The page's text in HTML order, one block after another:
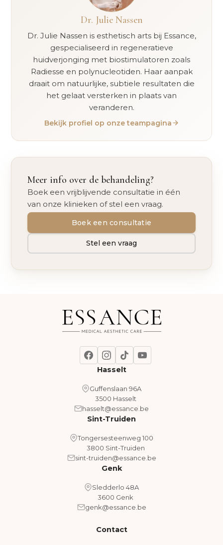
Dr. Julie Nassen
Dr. Julie Nassen is esthetisch arts bij Essance,
gespecialiseerd in regeneratieve
huidverjonging met biostimulatoren zoals
Radiesse en polynucleotiden. Haar aanpak
draait om natuurlijke, subtiele resultaten die
het gelaat versterken in plaats van
veranderen.
Bekijk profiel op onze teampagina
Meer info over de behandeling?
Boek een vrijblijvende consultatie in één
van onze klinieken of stel een vraag.
Boek een consultatie
Stel een vraag
Hasselt
Guffenslaan 96A
3500 Hasselt
hasselt@essance.be
Sint-Truiden
Tongersesteenweg 100
3800 Sint-Truiden
sint-truiden@essance.be
Genk
Sledderlo 48A
3600 Genk
genk@essance.be
Contact